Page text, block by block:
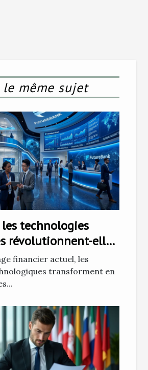
le même sujet
technologies
révolutionnent-elles
?
financier actuel, les
transforment en